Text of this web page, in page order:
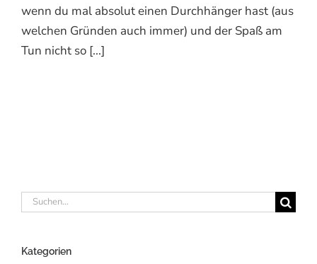
wenn du mal absolut einen Durchhänger hast (aus
welchen Gründen auch immer) und der Spaß am
Tun nicht so [...]
Suche
Kategorien